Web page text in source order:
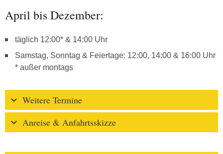
April bis Dezember:
täglich 12:00* & 14:00 Uhr
Samstag, Sonntag & Feiertage: 12:00, 14:00 & 16:00 Uhr
* außer montags
Weitere Termine
Anreise & Anfahrtsskizze